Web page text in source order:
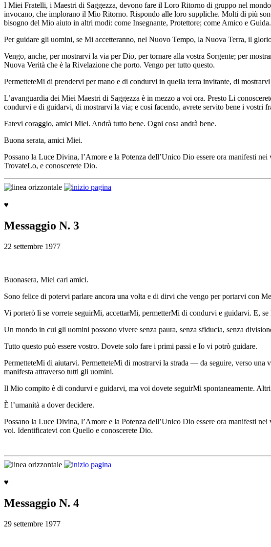
I Miei Fratelli, i Maestri di Saggezza, devono fare il Loro Ritorno di gruppo nel
invocano, che implorano il Mio Ritorno. Rispondo alle loro suppliche. Molti di più
bisogno del Mio aiuto in altri modi: come Insegnante, Protettore; come Amico e
Per guidare gli uomini, se Mi accetteranno, nel Nuovo Tempo, la Nuova Terra, il
Vengo, anche, per mostrarvi la via per Dio, per tornare alla vostra Sorgente; per
Nuova Verità che è la Rivelazione che porto. Vengo per tutto questo.
PermetteteMi di prendervi per mano e di condurvi in quella terra invitante, di
L’avanguardia dei Miei Maestri di Saggezza è in mezzo a voi ora. Presto Li
condurvi e di guidarvi, di mostrarvi la via; e così facendo, avrete servito bene i vostri
Fatevi coraggio, amici Miei. Andrà tutto bene. Ogni cosa andrà bene.
Buona serata, amici Miei.
Possano la Luce Divina, l’Amore e la Potenza dell’Unico Dio essere ora manifesti
TrovateLo, e conoscerete Dio.
♥
Messaggio N. 3
22 settembre 1977
Buonasera, Miei cari amici.
Sono felice di potervi parlare ancora una volta e di dirvi che vengo per portarvi con
Vi porterò lì se vorrete seguirMi, accettarMi, permetterMi di condurvi e guidarvi. E,
Un mondo in cui gli uomini possono vivere senza paura, senza sfiducia, senza
Tutto questo può essere vostro. Dovete solo fare i primi passi e Io vi potrò guidare.
PermetteteMi di aiutarvi. PermetteteMi di mostrarvi la strada — da seguire, verso
manifesta attraverso tutti gli uomini.
Il Mio compito è di condurvi e guidarvi, ma voi dovete seguirMi spontaneamente.
È l’umanità a dover decidere.
Possano la Luce Divina, l’Amore e la Potenza dell’Unico Dio essere ora manifesti
voi. Identificatevi con Quello e conoscerete Dio.
♥
Messaggio N. 4
29 settembre 1977